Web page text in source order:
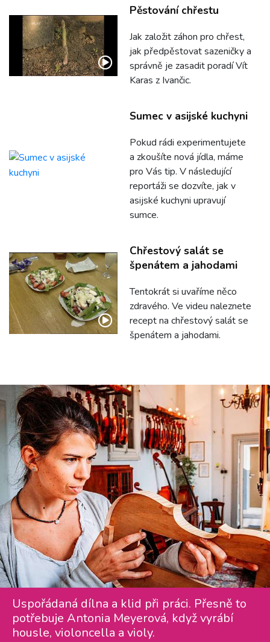
Pěstování chřestu
Jak založit záhon pro chřest,
jak předpěstovat sazeničky a
správně je zasadit poradí Vít
Karas z Ivančic.
Sumec v asijské kuchyni
Pokud rádi experimentujete
a zkoušíte nová jídla, máme
pro Vás tip. V následující
reportáži se dozvíte, jak v
asijské kuchyni upravují
sumce.
Chřestový salát se
špenátem a jahodami
Tentokrát si uvaříme něco
zdravého. Ve videu naleznete
recept na chřestový salát se
špenátem a jahodami.
Uspořádaná dílna a klid při práci. Přesně to
potřebuje Antonia Meyerová, když vyrábí
housle, violoncella a violy.